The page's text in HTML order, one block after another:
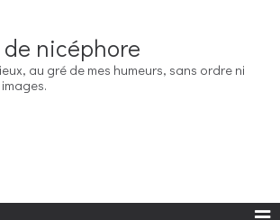
nicéphore
au gré de mes humeurs, sans ordre ni